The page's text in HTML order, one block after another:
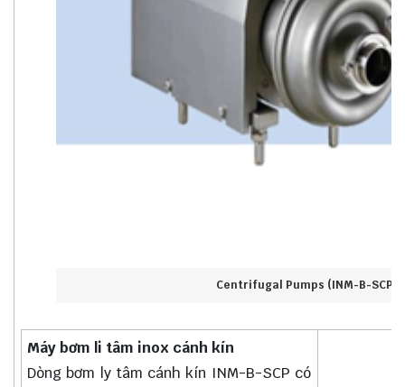
Centrifugal Pumps (INM-B-SCP
Máy bơm li tâm inox cánh kín
Dòng bơm ly tâm cánh kín INM-B-SCP có